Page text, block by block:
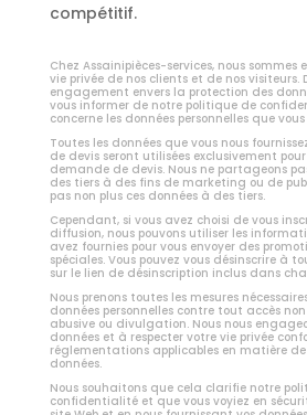
compétitif.
Chez Assainipièces-services, nous
vie privée de nos clients et de nos
engagement envers la protection des
vous informer de notre politique de
concerne les données personnelles que
Toutes les données que vous nous
de devis seront utilisées exclusivement
demande de devis. Nous ne partageons
des tiers à des fins de marketing ou de
pas non plus ces données à des tiers.
Cependant, si vous avez choisi de vous
diffusion, nous pouvons utiliser les
avez fournies pour vous envoyer des
spéciales. Vous pouvez vous désinscrire à
sur le lien de désinscription inclus dans
Nous prenons toutes les mesures
données personnelles contre tout accès
abusive ou divulgation. Nous nous
données et à respecter votre vie privée
réglementations applicables en matière
données.
Nous souhaitons que cela clarifie notre
confidentialité et que vous voyiez en